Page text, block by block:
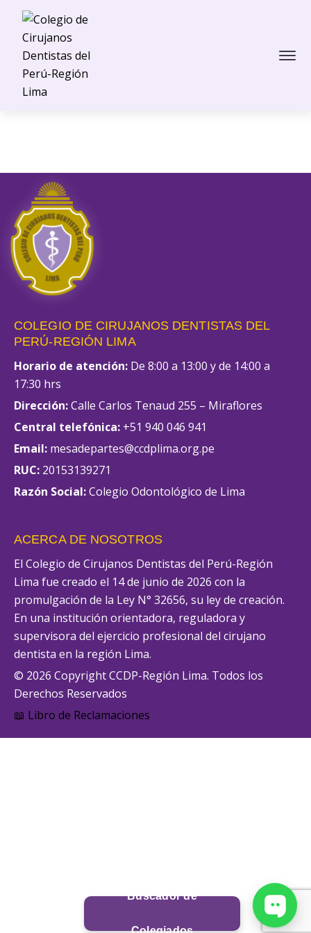
Buscador de
Colegiados
CONSTRUCCIÓN
COLEGIO DE CIRUJANOS DENTISTAS DEL
PERÚ-REGIÓN LIMA
Horario de atención: De 8:00 a 13:00 y de 14:00 a
17:30 hrs
Dirección:Calle Carlos Tenaud 255 – Miraflores
Central telefónica: +51 940 046 941
Email: mesadepartes@ccdplima.org.pe
RUC: 20153139271
Razón Social:Colegio Odontológico de Lima
ACERCA DE NOSOTROS
El Colegio de Cirujanos Dentistas del Perú-Región
Lima fue creado el 14 de junio de 2026 con la
promulgación de la Ley N° 32656, su ley de creación.
En una institución orientadora, reguladora y
supervisora del ejercicio profesional del cirujano
dentista en la región Lima.
© 2026 Copyright CCDP-Región Lima. Todos los
Derechos Reservados
📖 Libro de Reclamaciones